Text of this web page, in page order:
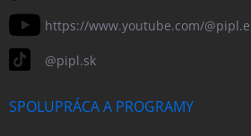
https://www.youtube.com/
@pipl.sk
SPOLUPRÁCA A PROGRAMY